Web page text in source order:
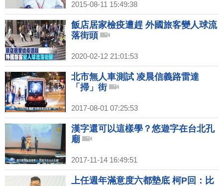
2015-08-11 15:49:38
飯店居家檢疫遭趕 外國旅客變人球流
落街頭
2020-02-12 21:01:53
北市無人車測試 凌晨信義路雷達
「掃」街
2017-08-01 07:25:53
漢字還可以這樣學？悠遊字在台北孔
廟
2017-11-14 16:49:51
上任週年滿意度六都墊底 柯P回：比